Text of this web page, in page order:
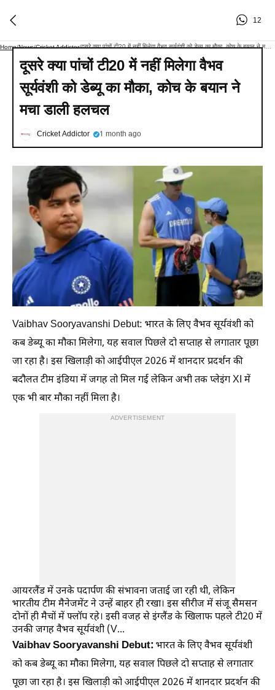
12
Home/News/Cricket Addictor/ दूसरे क्या पांचों टी20 में नहीं मिलेगा वैभव सूर्यवंशी को डेब्यू का मौका, कोच के बयान ने मचा डाली हलचल
दूसरे क्या पांचों टी20 में नहीं मिलेगा वैभव
सूर्यवंशी को डेब्यू का मौका, कोच के बयान ने
मचा डाली हलचल
Cricket Addictor 1 month ago
Vaibhav Sooryavanshi Debut: भारत के लिए वैभव सूर्यवंशी को
कब डेब्यू का मौका मिलेगा, यह सवाल पिछले दो सप्ताह से लगातार पूछा
जा रहा है। इस खिलाड़ी को आईपीएल 2026 में शानदार प्रदर्शन की
बदौलत टीम इंडिया में जगह तो मिल गई लेकिन अभी तक प्लेइंग XI में
एक भी बार मौका नहीं मिला है।
ADVERTISEMENT
आयरलैंड में उनके पदार्पण की संभावना जताई जा रही थी, लेकिन
भारतीय टीम मैनेजमेंट ने उन्हें बाहर ही रखा। इस सीरीज में संजू सैमसन
दोनों ही मैचों में फ्लॉप रहे। इसी वजह से इंग्लैंड के खिलाफ पहले टी20 में
उनकी जगह वैभव सूर्यवंशी (V...
Vaibhav Sooryavanshi Debut:भारत के लिए वैभव सूर्यवंशी
को कब डेब्यू का मौका मिलेगा, यह सवाल पिछले दो सप्ताह से लगातार
पूछा जा रहा है। इस खिलाड़ी को आईपीएल 2026 में शानदार प्रदर्शन की